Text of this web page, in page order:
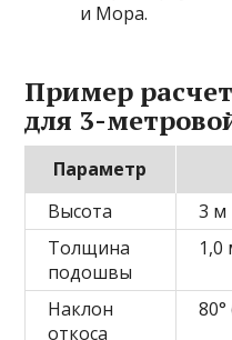
и Мора.
Пример
для 3-
Параметр
Высота
3 м
Толщина
подошвы
1,0
Наклон
откоса